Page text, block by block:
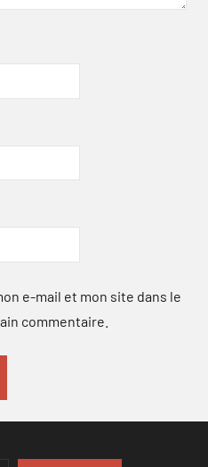
e-mail et mon site dans le
commentaire.